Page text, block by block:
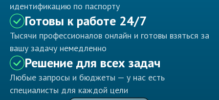
идентификацию по паспорту
Готовы к работе 24/7
Тысячи профессионалов онлайн и готовы взяться за
вашу задачу немедленно
Решение для всех задач
Любые запросы и бюджеты — у нас есть
специалисты для каждой цели